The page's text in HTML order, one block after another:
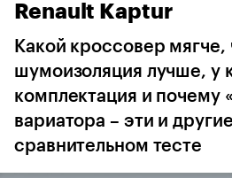
Renault Kaptur
Какой кроссовер мягче,
шумоизоляция лучше, у
комплектация и почему
вариатора – эти и
сравнительном тесте